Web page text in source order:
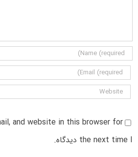
and website in this browser for
the next time I دیدگاه.